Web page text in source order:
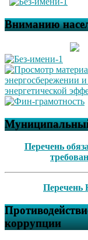
Вниманию
Перечень
коррупции